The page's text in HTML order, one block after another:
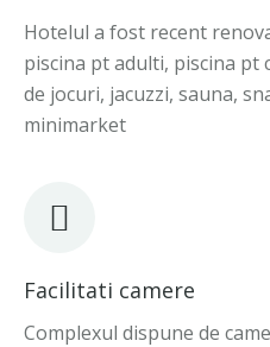
Hotelul a fost recent
piscina pt adulti, piscina pt
de jocuri, jacuzzi, sauna,
minimarket
Facilitati camere
Complexul dispune de